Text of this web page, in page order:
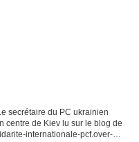
secrétaire du PC ukrainien
centre de Kiev lu sur le blog de
internationale-pcf.over-